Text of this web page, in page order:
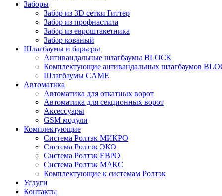
Заборы
Забор из 3D сетки Гиттер
Забор из профнастила
Забор из евроштакетника
Забор кованый
Шлагбаумы и барьеры
Антивандальные шлагбаумы BLOCK
Комплектующие антивандальных шлагбаумов
Шлагбаумы CAME
Автоматика
Автоматика для откатных ворот
Автоматика для секционных ворот
Аксессуары
GSM модули
Комплектующие
Система Ролтэк МИКРО
Система Ролтэк ЭКО
Система Ролтэк ЕВРО
Система Ролтэк МАКС
Комплектующие к системам Ролтэк
Услуги
Контакты